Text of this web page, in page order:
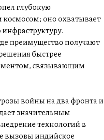
глубокую
оно охватывает
преимущество получают
быстрее
связывающим
войны на два фронта и
значительным
технологий в
вызовы индийское